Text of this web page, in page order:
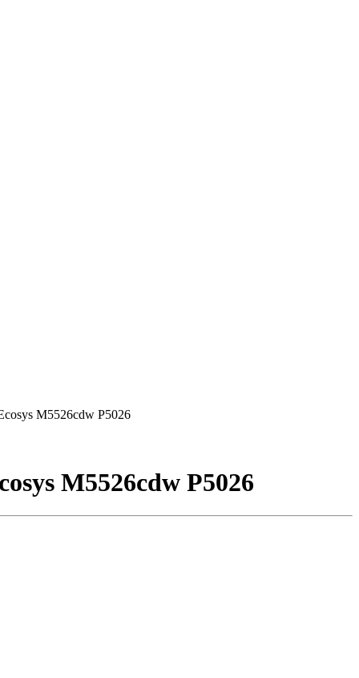
M5526cdw P5026
M5526cdw P5026